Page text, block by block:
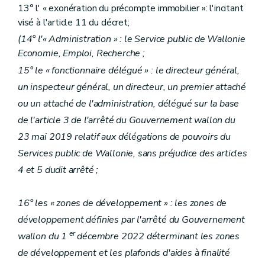
13° l' « exonération du précompte immobilier »: l'incitant
visé à l'article 11 du décret;
(14° l'« Administration » : le Service public de Wallonie
Economie, Emploi, Recherche ;
15° le « fonctionnaire délégué » : le directeur général,
un inspecteur général, un directeur, un premier attaché
ou un attaché de l'administration, délégué sur la base
de l'article 3 de l'arrêté du Gouvernement wallon du
23 mai 2019 relatif aux délégations de pouvoirs du
Services public de Wallonie, sans préjudice des articles
4 et 5 dudit arrêté ;
16° les « zones de développement » : les zones de
développement définies par l'arrêté du Gouvernement
wallon du 1 erdécembre 2022 déterminant les zones
de développement et les plafonds d'aides à finalité